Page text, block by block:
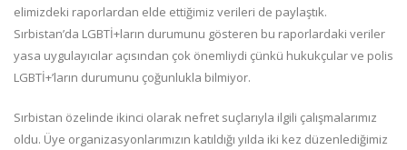
elimizdeki raporlardan elde ettiğimiz verileri de paylaştık.
Sırbistan’da LGBTİ+ların durumunu gösteren bu raporlardaki veriler
yasa uygulayıcılar açısından çok önemliydi çünkü hukukçular ve polis
LGBTİ+’ların durumunu çoğunlukla bilmiyor.
Sırbistan özelinde ikinci olarak nefret suçlarıyla ilgili çalışmalarımız
oldu. Üye organizasyonlarımızın katıldığı yılda iki kez düzenlediğimiz